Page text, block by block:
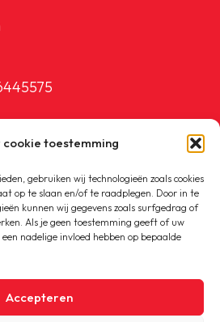
cookie toestemming
gebruiken wij technologieën zoals cookies
op te slaan en/of te raadplegen. Door in te
kunnen wij gegevens zoals surfgedrag of
Als je geen toestemming geeft of uw
nadelige invloed hebben op bepaalde
Accepteren
AFC